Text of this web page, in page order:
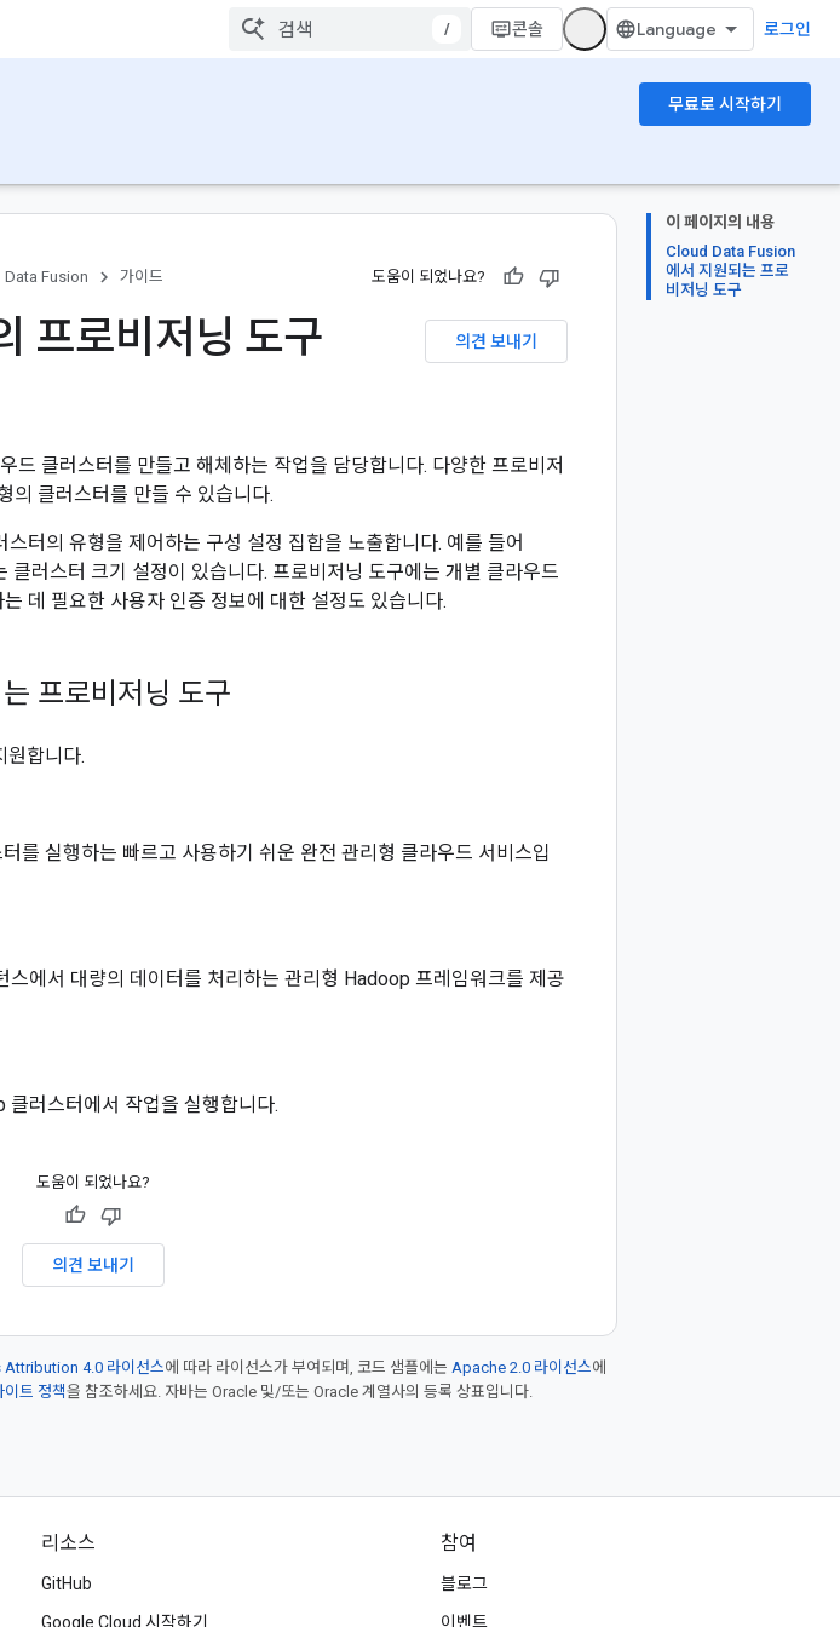
/ 콘솔 로그인
무료로 시작하기
이 페이지의 내용
Cloud Data Fusion
에서 지원되는 프로
비저닝 도구
Data Fusion 가이드 도움이 되었나요?
의견 보내기
프로비저닝 도구
드 클러스터를 만들고 해체하는 작업을 담당합니다. 다양한 프로비저
의 클러스터를 만들 수 있습니다.
터의 유형을 제어하는 구성 설정 집합을 노출합니다. 예를 들어
러스터 크기 설정이 있습니다. 프로비저닝 도구에는 개별 클라우드
데 필요한 사용자 인증 정보에 대한 설정도 있습니다.
프로비저닝 도구
원합니다.
를 실행하는 빠르고 사용하기 쉬운 완전 관리형 클라우드 서비스입
에서 대량의 데이터를 처리하는 관리형 Hadoop 프레임워크를 제공
러스터에서 작업을 실행합니다.
도움이 되었나요?
의견 보내기
4.0 라이선스에 따라 라이선스가 부여되며, 코드 샘플에는 Apache 2.0 라이선스에
트 정책을 참조하세요. 자바는 Oracle 및/또는 Oracle 계열사의 등록 상표입니다.
리소스
GitHub
Google Cloud 시작하기
참여
블로그
이벤트